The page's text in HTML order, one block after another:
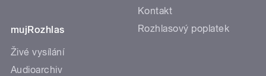
mujRozhlas
Živé vysílání
Audioarchiv
Kontakt
Rozhlasový poplatek